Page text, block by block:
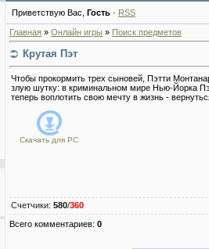
Приветствую Вас Гость · RSS
Главная » Онлайн игры » Поиск предметов
Крутая Пэт
Чтобы прокормить трех сыновей, Пэтти
злую шутку: в криминальном мире Нью-Йорка
теперь воплотить свою мечту в жизнь -
Скачать для PC
Счетчики: 580/360
Всего комментариев: 0